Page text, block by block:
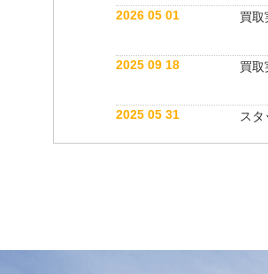
2026 05 01 買取
2025 09 18 買取
2025 05 31 ス